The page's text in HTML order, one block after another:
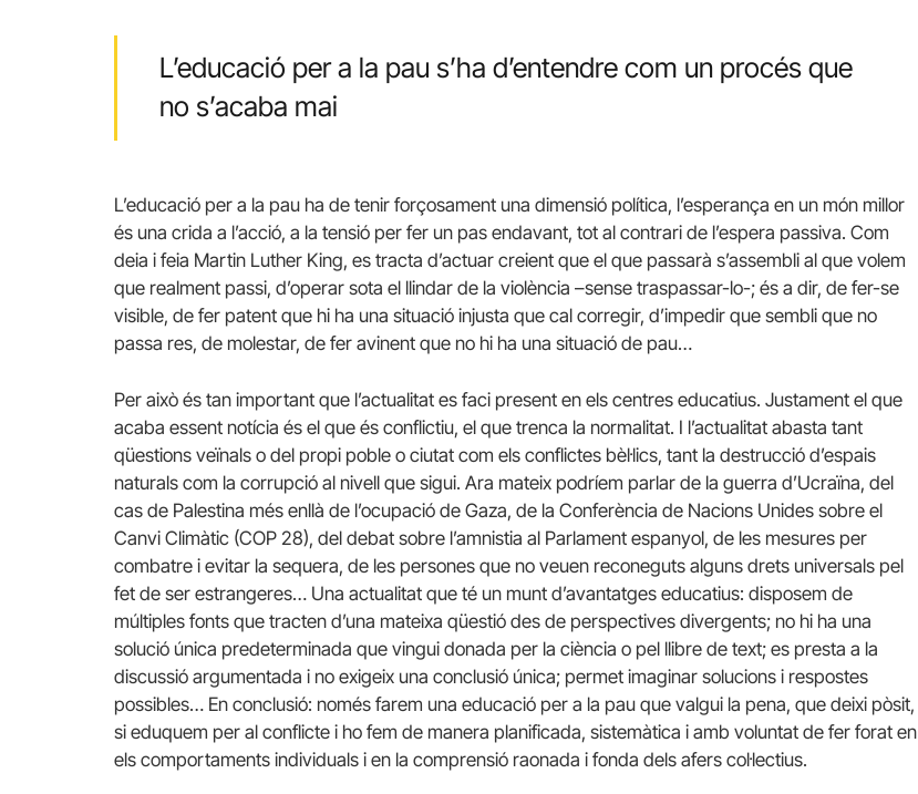
L’educació per a la pau s’ha d’entendre com un procés que
no s’acaba mai
L’educació per a la pau ha de tenir forçosament una dimensió política, l’esperança en un món millor
és una crida a l’acció, a la tensió per fer un pas endavant, tot al contrari de l’espera passiva. Com
deia i feia Martin Luther King, es tracta d’actuar creient que el que passarà s’assembli al que volem
que realment passi, d’operar sota el llindar de la violència –sense traspassar-lo-; és a dir, de fer-se
visible, de fer patent que hi ha una situació injusta que cal corregir, d’impedir que sembli que no
passa res, de molestar, de fer avinent que no hi ha una situació de pau…
Per això és tan important que l’actualitat es faci present en els centres educatius. Justament el que
acaba essent notícia és el que és conflictiu, el que trenca la normalitat. I l’actualitat abasta tant
qüestions veïnals o del propi poble o ciutat com els conflictes bèl·lics, tant la destrucció d’espais
naturals com la corrupció al nivell que sigui. Ara mateix podríem parlar de la guerra d’Ucraïna, del
cas de Palestina més enllà de l’ocupació de Gaza, de la Conferència de Nacions Unides sobre el
Canvi Climàtic (COP 28), del debat sobre l’amnistia al Parlament espanyol, de les mesures per
combatre i evitar la sequera, de les persones que no veuen reconeguts alguns drets universals pel
fet de ser estrangeres… Una actualitat que té un munt d’avantatges educatius: disposem de
múltiples fonts que tracten d’una mateixa qüestió des de perspectives divergents; no hi ha una
solució única predeterminada que vingui donada per la ciència o pel llibre de text; es presta a la
discussió argumentada i no exigeix una conclusió única; permet imaginar solucions i respostes
possibles… En conclusió: només farem una educació per a la pau que valgui la pena, que deixi pòsit,
si eduquem per al conflicte i ho fem de manera planificada, sistemàtica i amb voluntat de fer forat en
els comportaments individuals i en la comprensió raonada i fonda dels afers col·lectius.